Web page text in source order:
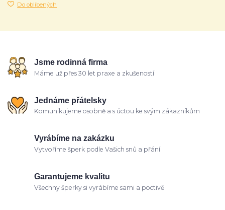
Do oblíbených
Jsme rodinná firma
Máme už přes 30 let praxe a zkušeností
Jednáme přátelsky
Komunikujeme osobně a s úctou ke svým zákazníkům
Vyrábíme na zakázku
Vytvoříme šperk podle Vašich snů a přání
Garantujeme kvalitu
Všechny šperky si vyrábíme sami a poctivě